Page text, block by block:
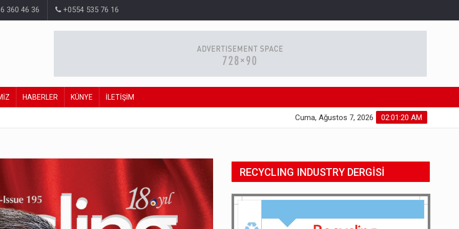
360 46 36 +0554 535 76 16
HABERLER KÜNYE İLETİŞİM
02:01:21 AM
Cuma, Ağustos 7, 2026
RECYCLING INDUSTRY DERGİSİ